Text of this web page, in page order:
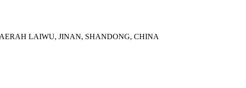
LAIWU, JINAN, SHANDONG, CHINA